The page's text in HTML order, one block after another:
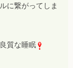
に繋がってしま
質な睡眠